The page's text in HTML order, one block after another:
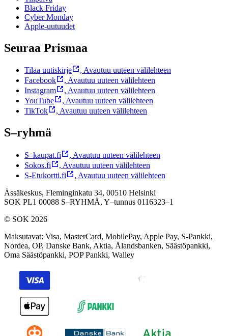
Black Friday
Cyber Monday
Apple-uutuudet
Seuraa Prismaa
Tilaa uutiskirje , Avautuu uuteen välilehteen
Facebook
, Avautuu uuteen välilehteen
Instagram
, Avautuu uuteen välilehteen
YouTube
, Avautuu uuteen välilehteen
TikTok
, Avautuu uuteen välilehteen
S–ryhmä
S–kaupat.fi , Avautuu uuteen välilehteen
Sokos.fi
, Avautuu uuteen välilehteen
S-Etukortti.fi
, Avautuu uuteen välilehteen
Ässäkeskus, Fleminginkatu 34, 00510 Helsinki
SOK PL1 00088 S–RYHMÄ, Y–tunnus 0116323–1
© SOK 2026
Maksutavat: Visa, MasterCard, MobilePay, Apple Pay, S-Pankki,
Nordea, OP, Danske Bank, Aktia, Ålandsbanken, Säästöpankki,
Oma Säästöpankki, POP Pankki, Walley